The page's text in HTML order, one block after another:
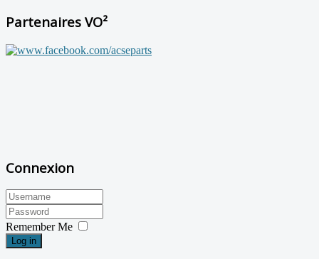
Partenaires VO²
Connexion
Remember Me
Log in